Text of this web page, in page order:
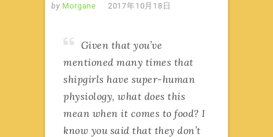
by Morgane 2017年10月18日
Given that you’ve
mentioned many times that
shipgirls have super-human
physiology, what does this
mean when it comes to food? I
know you said that they don’t